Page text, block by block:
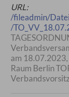
URL:
/fileadmin/
/
am
Raum Berlin